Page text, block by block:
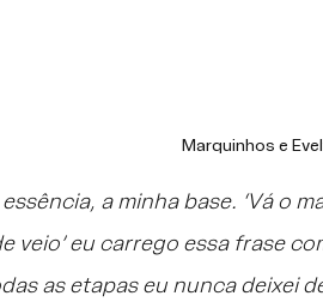
Marquinhos e
essência, a minha base. ‘Vá o
veio’ eu carrego essa frase
as etapas eu nunca deixei